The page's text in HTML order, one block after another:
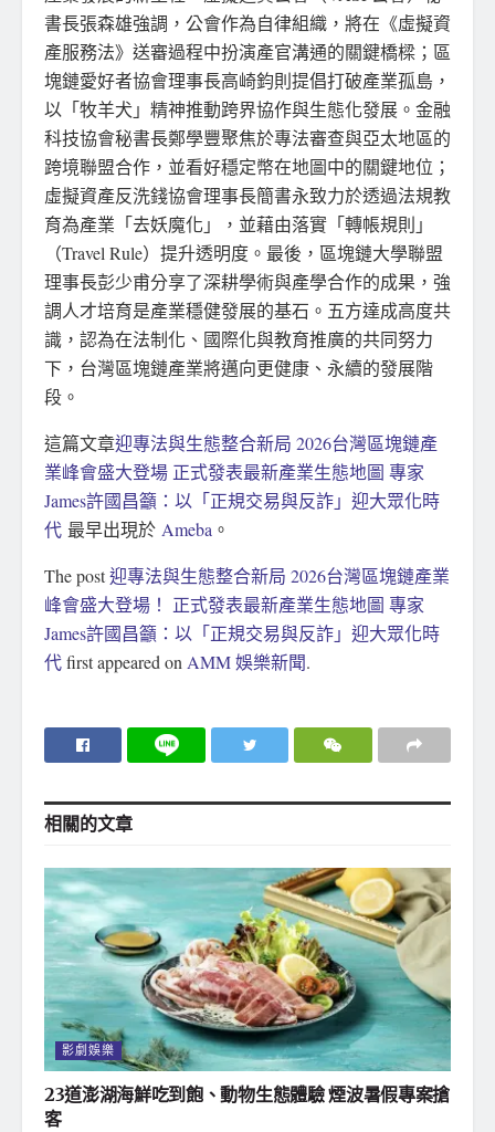
書長張森雄強調，公會作為自律組織，將在《虛擬資
產服務法》送審過程中扮演產官溝通的關鍵橋樑；區
塊鏈愛好者協會理事長高崎鈞則提倡打破產業孤島，
以「牧羊犬」精神推動跨界協作與生態化發展。金融
科技協會秘書長鄭學豐聚焦於專法審查與亞太地區的
跨境聯盟合作，並看好穩定幣在地圖中的關鍵地位；
虛擬資產反洗錢協會理事長簡書永致力於透過法規教
育為產業「去妖魔化」，並藉由落實「轉帳規則」
（Travel Rule）提升透明度。最後，區塊鏈大學聯盟
理事長彭少甫分享了深耕學術與產學合作的成果，強
調人才培育是產業穩健發展的基石。五方達成高度共
識，認為在法制化、國際化與教育推廣的共同努力
下，台灣區塊鏈產業將邁向更健康、永續的發展階
段。
這篇文章迎專法與生態整合新局 2026台灣區塊鏈產
業峰會盛大登場 正式發表最新產業生態地圖 專家
James許國昌籲：以「正規交易與反詐」迎大眾化時
代 最早出現於 Ameba 。
The post迎專法與生態整合新局 2026台灣區塊鏈產業
峰會盛大登場！ 正式發表最新產業生態地圖 專家
James許國昌籲：以「正規交易與反詐」迎大眾化時
代first appeared on AMM 娛樂新聞.
相關的文章
影劇娛樂
23道澎湖海鮮吃到飽、動物生態體驗 煙波暑假專案搶
客